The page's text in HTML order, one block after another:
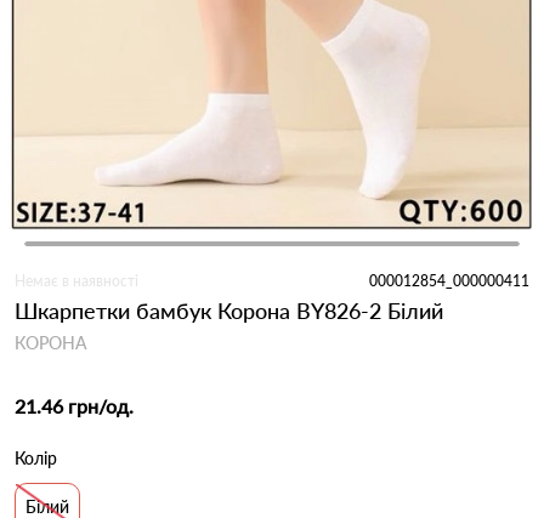
Немає в наявності 000012854_000000411
Шкарпетки бамбук Корона BY826-2 Білий
КОРОНА
21.46 грн/од.
Колір
Білий